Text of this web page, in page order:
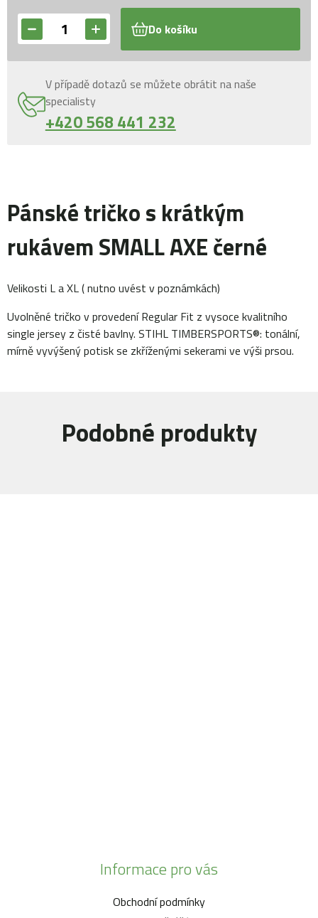
Do košíku
V případě dotazů se můžete obrátit na naše
specialisty
+420 568 441 232
Pánské tričko s krátkým
rukávem SMALL AXE černé
Velikosti L a XL ( nutno uvést v poznámkách)
Uvolněné tričko v provedení Regular Fit z vysoce kvalitního
single jersey z čisté bavlny. STIHL TIMBERSPORTS®: tonální,
mírně vyvýšený potisk se zkříženými sekerami ve výši prsou.
Podobné produkty
Informace pro vás
Obchodní podmínky